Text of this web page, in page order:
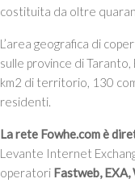
costituita da oltre
L’area geografica di
sulle province di
km2 di territorio, 130
residenti.
La rete Fowhe.com è
Levante Internet
operatori Fastweb,